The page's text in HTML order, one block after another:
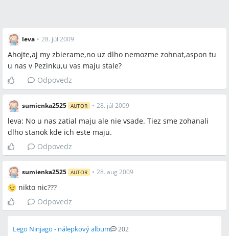
leva • 28. júl 2009
Ahojte,aj my zbierame,no uz dlho nemozme zohnat,aspon tu
u nas v Pezinku,u vas maju stale?
Odpovedz
sumienka2525 AUTOR • 28. júl 2009
leva: No u nas zatial maju ale nie vsade. Tiez sme zohanali
dlho stanok kde ich este maju.
Odpovedz
sumienka2525 AUTOR • 28. aug 2009
nikto nic???
Odpovedz
Lego Ninjago - nálepkový album 202